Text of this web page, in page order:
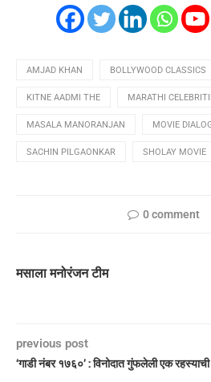
AMJAD KHAN BOLLYWOOD CLASSICS
KITNE AADMI THE MARATHI
MASALA MANORANJAN MOVIE
SACHIN PILGAONKAR SHOLAY MOVIE
0 comment
मसाला मनोरंजन टीम
previous post
‘गाडी नंबर १७६०’ : विनोदात गुंफलेली एक